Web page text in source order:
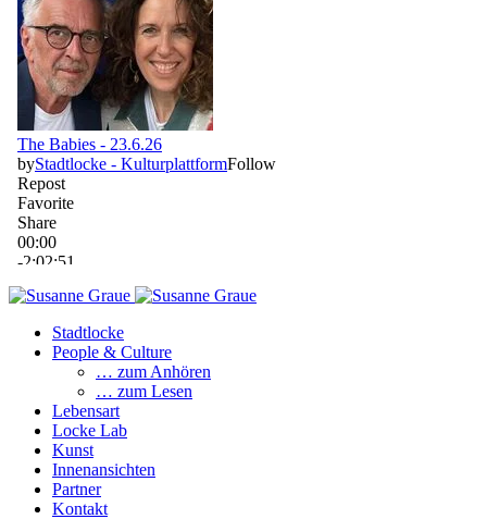
Stadtlocke
People & Culture
… zum Anhören
… zum Lesen
Lebensart
Locke Lab
Kunst
Innenansichten
Partner
Kontakt